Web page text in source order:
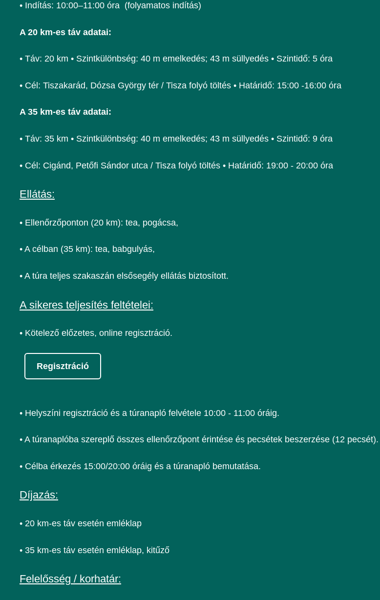
• Indítás: 10:00–11:00 óra (folyamatos indítás)
A 20 km-es táv adatai:
• Táv: 20 km • Szintkülönbség: 40 m emelkedés; 43 m süllyedés • Szintidő: 5 óra
• Cél: Tiszakarád, Dózsa György tér / Tisza folyó töltés • Határidő: 15:00 -16:00 óra
A 35 km-es táv adatai:
• Táv: 35 km • Szintkülönbség: 40 m emelkedés; 43 m süllyedés • Szintidő: 9 óra
• Cél: Cigánd, Petőfi Sándor utca / Tisza folyó töltés • Határidő: 19:00 - 20:00 óra
Ellátás:
• Ellenőrzőponton (20 km): tea, pogácsa,
• A célban (35 km): tea, babgulyás,
• A túra teljes szakaszán elsősegély ellátás biztosított.
A sikeres teljesítés feltételei:
• Kötelező előzetes, online regisztráció.
Regisztráció
• Helyszíni regisztráció és a túranapló felvétele 10:00 - 11:00 óráig.
• A túranaplóba szereplő összes ellenőrzőpont érintése és pecsétek beszerzése (12 pecsét).
• Célba érkezés 15:00/20:00 óráig és a túranapló bemutatása.
Díjazás:
• 20 km-es táv esetén emléklap
• 35 km-es táv esetén emléklap, kitűző
Felelősség / korhatár: